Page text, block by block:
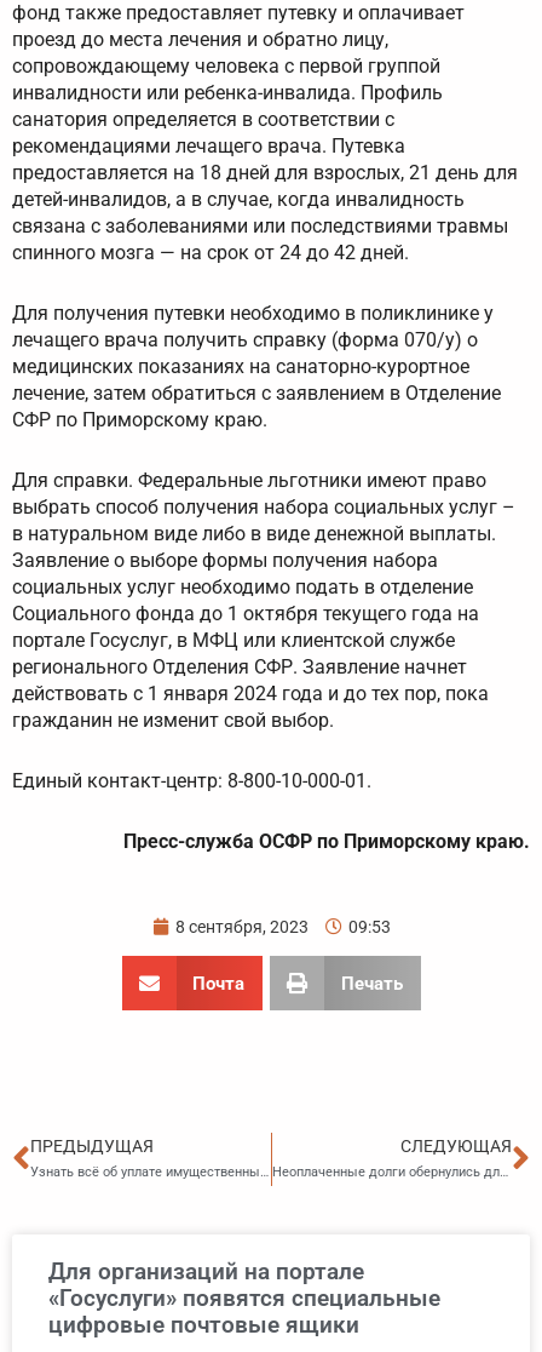
фонд также предоставляет путевку и оплачивает
проезд до места лечения и обратно лицу,
сопровождающему человека с первой группой
инвалидности или ребенка-инвалида. Профиль
санатория определяется в соответствии с
рекомендациями лечащего врача. Путевка
предоставляется на 18 дней для взрослых, 21 день для
детей-инвалидов, а в случае, когда инвалидность
связана с заболеваниями или последствиями травмы
спинного мозга — на срок от 24 до 42 дней.
Для получения путевки необходимо в поликлинике у
лечащего врача получить справку (форма 070/у) о
медицинских показаниях на санаторно-курортное
лечение, затем обратиться с заявлением в Отделение
СФР по Приморскому краю.
Для справки. Федеральные льготники имеют право
выбрать способ получения набора социальных услуг –
в натуральном виде либо в виде денежной выплаты.
Заявление о выборе формы получения набора
социальных услуг необходимо подать в отделение
Социального фонда до 1 октября текущего года на
портале Госуслуг, в МФЦ или клиентской службе
регионального Отделения СФР. Заявление начнет
действовать с 1 января 2024 года и до тех пор, пока
гражданин не изменит свой выбор.
Единый контакт-центр: 8-800-10-000-01.
Пресс-служба ОСФР по Приморскому краю.
8 сентября, 2023 09:53
Почта Печать
Пред
ПРЕДЫДУЩАЯ
Узнать всё об уплате имущественных налогов приморцы смогут на Дне открытых дверей
СЛЕДУЮЩАЯ
Неоплаченные долги обернулись для жителя Приморья арестом имущества
Для организаций на портале
«Госуслуги» появятся специальные
цифровые почтовые ящики